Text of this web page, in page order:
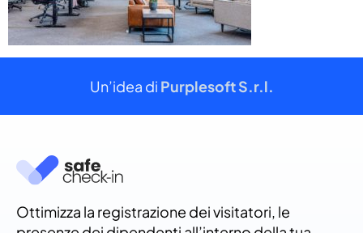
Un’idea di Purplesoft S.r.l.
Ottimizza la registrazione dei visitatori, le